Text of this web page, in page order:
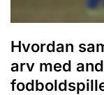
Hvordan
arv med